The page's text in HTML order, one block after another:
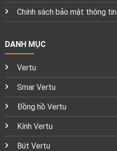
Chính sách bảo mật thông tin
DANH MỤC
Vertu
Smar Vertu
Đồng hồ Vertu
Kính Vertu
Bút Vertu